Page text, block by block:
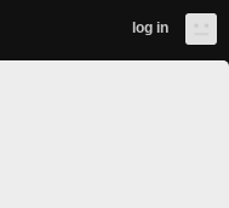
log in